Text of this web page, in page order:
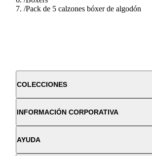
/Pack de 5 calzones bóxer de algodón
COLECCIONES
INFORMACIÓN CORPORATIVA
AYUDA